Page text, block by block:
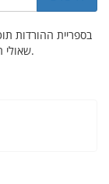
בספריית ההורדות
שאולי תזדקקו להם כדי להפעיל את המוצר או השירות שלכם.